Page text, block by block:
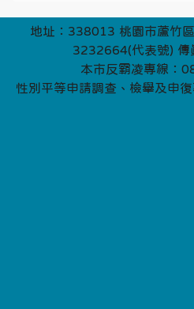
地址：338013 桃園市蘆竹
3232664(代表號)
本市反霸凌專線：
性別平等申請調查、檢舉及申